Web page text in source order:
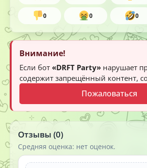
0 0 0
Внимание!
Если бот «DRFT Party» нарушает
содержит запрещённый контент,
Пожаловаться
Отзывы (0)
Средняя оценка: нет оценок.